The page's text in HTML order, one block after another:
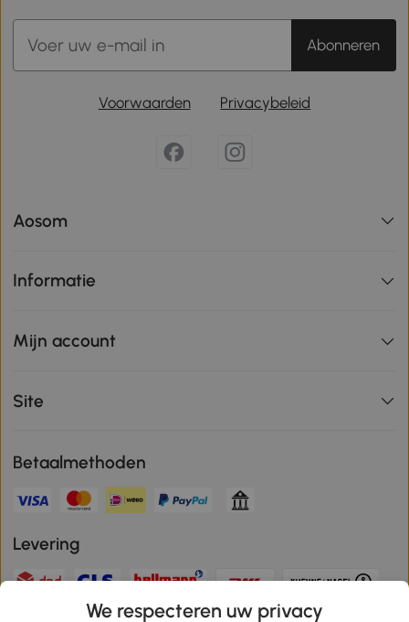
Abonneren
Voorwaarden Privacybeleid
Aosom
Informatie
Mijn account
Site
Betaalmethoden
Levering
We respecteren uw privacy